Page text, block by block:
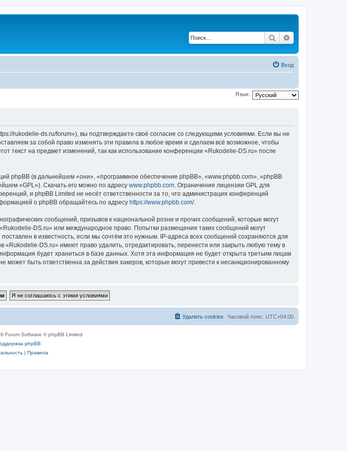
Поиск
Вход
Язык:
rukodelie-ds.ru/forum»), вы подтверждаете своё согласие со следующими условиями. Если вы не
за собой право изменять эти правила в любое время и сделаем всё возможное, чтобы
текст на предмет изменений, так как использование конференции «Rukodelie-DS.ru» после
phpBB (в дальнейшем «они», «программное обеспечение phpBB», «www.phpbb.com», «phpBB
«GPL»). Скачать его можно по адресу www.phpbb.com. Ограничения лицензии GPL для
и phpBB Limited не несёт ответственности за то, что администрация конференций
о phpBB обращайтесь по адресу https://www.phpbb.com/.
сообщений, призывов к национальной розни и прочих сообщений, которые могут
DS.ru» или международное право. Попытки размещения таких сообщений могут
в известность, если мы сочтём это нужным. IP-адреса всех сообщений сохраняются для
DS.ru» имеют право удалить, отредактировать, перенести или закрыть любую тему в
будет храниться в базе данных. Хотя эта информация не будет открыта третьим лицам
быть ответственна за действия хакеров, которые могут привести к несанкционированному
Часовой пояс: UTC+04:00
Удалить cookies
® Forum Software © phpBB Limited
phpBB
| Правила